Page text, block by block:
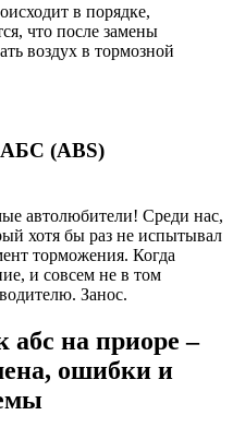
в порядке,
что после замены
воздух в тормозной
АБС (ABS)
автолюбители! Среди нас,
хотя бы раз не испытывал
торможения. Когда
и совсем не в том
Занос.
абс на приоре –
ошибки и